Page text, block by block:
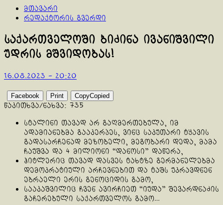
მთავარი
რედაქტორის გვერდი
საქართველოში ბიძინა ივანიშვილი
უდრის მშვიდობას!
16.08.2023 - 20:20
Facebook Print CopyCopied
წაკითხვა/ნახვა: 735
სტალინი თავად არ გაღმერთებულა, იმ
ადამიანებმა გააკერპეს, ვინც საკუთარი ტყავის
გადასარჩენად მეზობელი, მეგობარი დედა, მამა
ჩაუშვა და 4 მილიონი “დანოსი” დაწერა,
ჰიტლერიც თავად დასვეს ტახტზე გერმანელებმა
დემოკრატიული არჩევნებით და ტაშს უკრავდნენ
ებრაელი ერის გენოციდის გამო,
სააკაშვილიც ჩვენ ავირჩიეთ “იუდა” შევარდნაძის
გაჩერებული საქართველოს გამო…